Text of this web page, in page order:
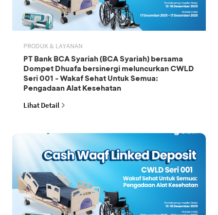
PRODUK & LAYANAN
PT Bank BCA Syariah (BCA Syariah) bersama
Dompet Dhuafa bersinergi meluncurkan CWLD
Seri 001 - Wakaf Sehat Untuk Semua:
Pengadaan Alat Kesehatan
Lihat Detail